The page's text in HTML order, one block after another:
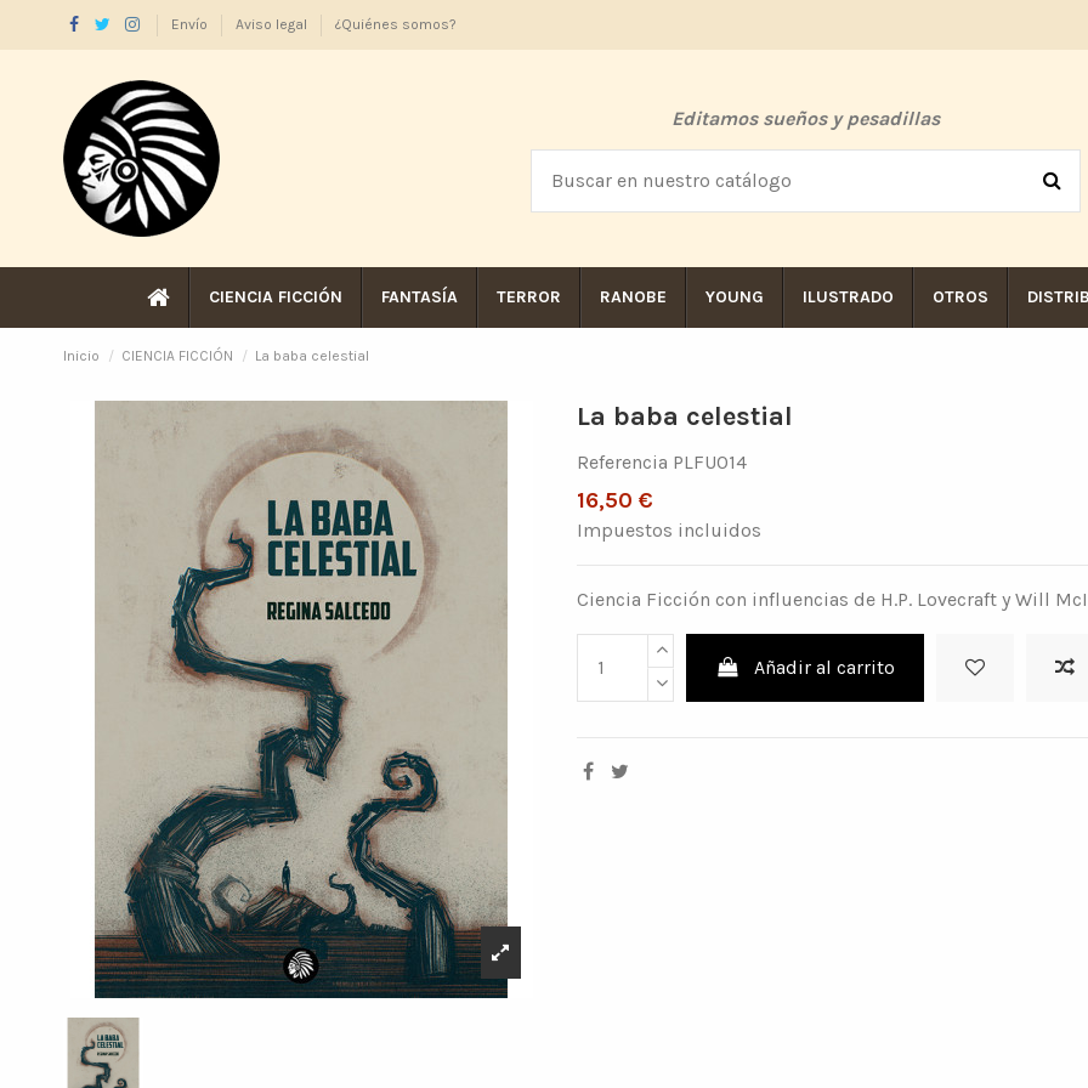
Envío Aviso legal ¿Quiénes somos?
Editamos sueños y pesadillas
CIENCIA FICCIÓN FANTASÍA TERROR RANOBE YOUNG ILUSTRADO OTROS
Inicio CIENCIA FICCIÓN La baba celestial
La baba celestial
Referencia PLFU014
16,50 €
Impuestos incluidos
Ciencia Ficción con influencias de H.P. Lovecraft y Will
Añadir al carrito